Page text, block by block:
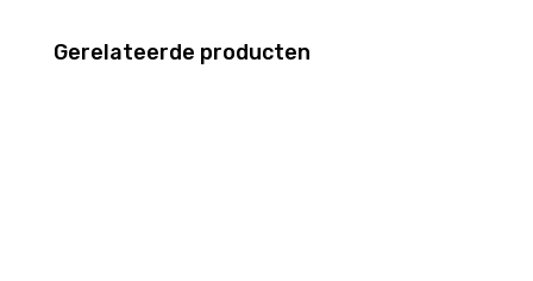
Gerelateerde producten